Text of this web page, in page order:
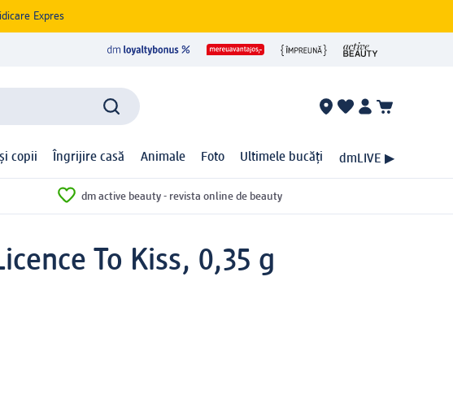
Expres
copii Îngrijire casă Animale Foto Ultimele bucăți dmLIVE ▶
dm active beauty - revista online de beauty
To Kiss, 0,35 g